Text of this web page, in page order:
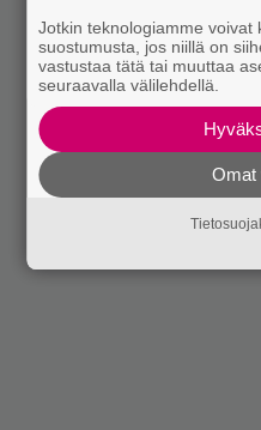
Jotkin teknologiamme voivat
suostumusta, jos niillä on
vastustaa tätä tai muuttaa
seuraavalla välilehdellä.
Omat